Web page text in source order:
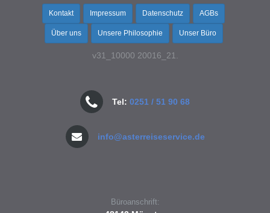
Kontakt Impressum Datenschutz AGBs
Über uns Unsere Philosophie Unser Büro
v31_10000 20016_21.
Tel: 0251 / 51 90 68
info@asterreiseservice.de
Büroanschrift: